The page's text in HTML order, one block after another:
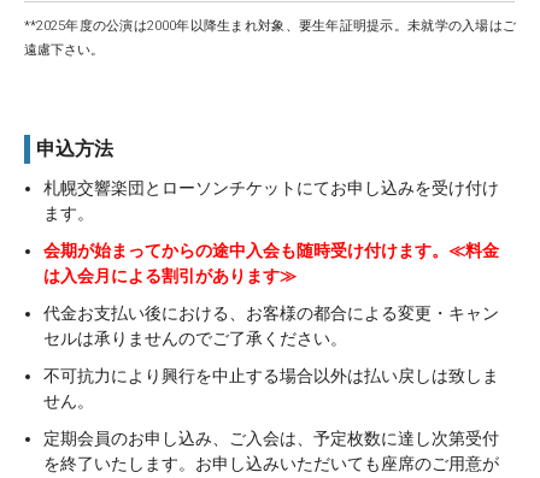
**2025年度の公演は2000年以降生まれ対象、要生年証明提示。未就学の入場はご
遠慮下さい。
申込方法
札幌交響楽団とローソンチケットにてお申し込みを受け付け
ます。
会期が始まってからの途中入会も随時受け付けます。≪料金
は入会月による割引があります≫
代金お支払い後における、お客様の都合による変更・キャン
セルは承りませんのでご了承ください。
不可抗力により興行を中止する場合以外は払い戻しは致しま
せん。
定期会員のお申し込み、ご入会は、予定枚数に達し次第受付
を終了いたします。お申し込みいただいても座席のご用意が